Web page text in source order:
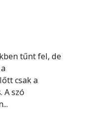
tűnt fel, de
csak a
A szó